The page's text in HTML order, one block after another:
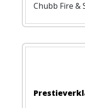
Chubb Fire &